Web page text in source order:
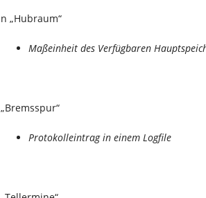
n „Hubraum“
Maßeinheit des Verfügbaren
„Bremsspur“
Protokolleintrag in einem Logfile